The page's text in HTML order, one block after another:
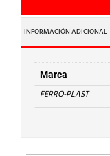
TE
90
IGUAL
H-
40
S.LISA
PVC
INFORMACIÓN ADICIONAL
Marca
FERRO-PLAST